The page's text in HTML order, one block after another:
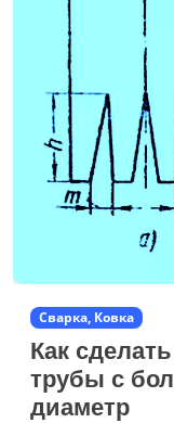
Сварка, Ковка
Как
трубы с
диаметр